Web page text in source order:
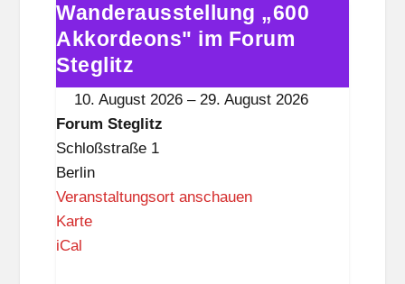
t
e
g
l
i
t
z
Wanderausstellung
„600
Akkordeons"
im
Forum
Steglitz
Wanderausstellung „600
Akkordeons" im Forum
Steglitz
10. August 2026 –29. August 2026
Forum Steglitz
Schloßstraße 1
Berlin
Veranstaltungsort anschauen
KarteF
iCal